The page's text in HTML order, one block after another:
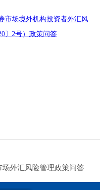
市场境外机构投资者外汇风
〕2号）政策问答
外汇风险管理政策问答